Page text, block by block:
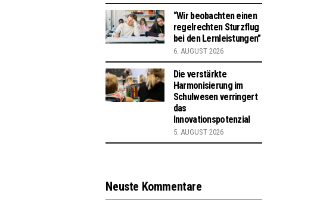
“Wir beobachten einen
regelrechten Sturzflug
bei den Lernleistungen”
6. AUGUST 2026
Die verstärkte
Harmonisierung im
Schulwesen verringert
das
Innovationspotenzial
5. AUGUST 2026
Neuste Kommentare